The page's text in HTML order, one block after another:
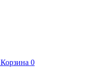
Корзина 0